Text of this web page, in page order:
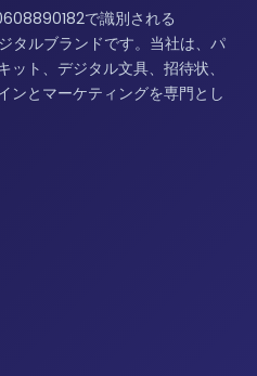
で識別される
タルブランドです。当社は、パ
ト、デジタル文具、招待状、
ンとマーケティングを専門とし